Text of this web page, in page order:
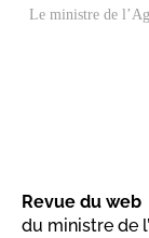
Le ministre de
Revue du web
du ministre de